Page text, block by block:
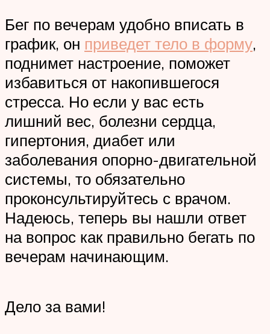
Бег по вечерам удобно вписать в
график, он приведет тело в форму,
поднимет настроение, поможет
избавиться от накопившегося
стресса. Но если у вас есть
лишний вес, болезни сердца,
гипертония, диабет или
заболевания опорно-двигательной
системы, то обязательно
проконсультируйтесь с врачом.
Надеюсь, теперь вы нашли ответ
на вопрос как правильно бегать по
вечерам начинающим.
Дело за вами!